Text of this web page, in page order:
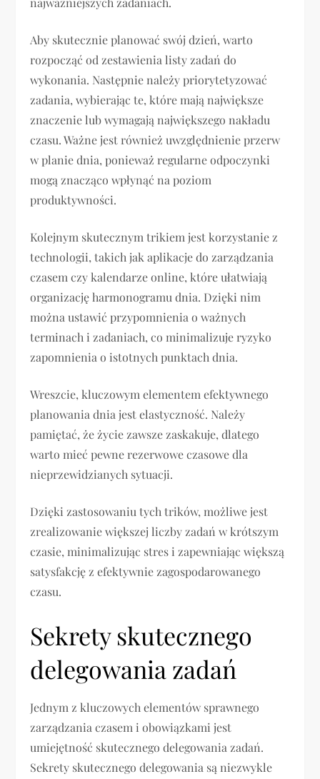
Aby skutecznie planować swój dzień, warto
rozpocząć od zestawienia listy zadań do
wykonania. Następnie należy priorytetyzować
zadania, wybierając te, które mają największe
znaczenie lub wymagają największego nakładu
czasu. Ważne jest również uwzględnienie przerw
w planie dnia, ponieważ regularne odpoczynki
mogą znacząco wpłynąć na poziom
produktywności.
Kolejnym skutecznym trikiem jest korzystanie z
technologii, takich jak aplikacje do zarządzania
czasem czy kalendarze online, które ułatwiają
organizację harmonogramu dnia. Dzięki nim
można ustawić przypomnienia o ważnych
terminach i zadaniach, co minimalizuje ryzyko
zapomnienia o istotnych punktach dnia.
Wreszcie, kluczowym elementem efektywnego
planowania dnia jest elastyczność. Należy
pamiętać, że życie zawsze zaskakuje, dlatego
warto mieć pewne rezerwowe czasowe dla
nieprzewidzianych sytuacji.
Dzięki zastosowaniu tych trików, możliwe jest
zrealizowanie większej liczby zadań w krótszym
czasie, minimalizując stres i zapewniając większą
satysfakcję z efektywnie zagospodarowanego
czasu.
Sekrety skutecznego
delegowania zadań
Jednym z kluczowych elementów sprawnego
zarządzania czasem i obowiązkami jest
umiejętność skutecznego delegowania zadań.
Sekrety skutecznego delegowania są niezwykle